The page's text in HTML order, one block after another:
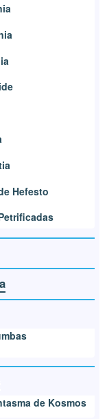
Hefesto
de Kosmos